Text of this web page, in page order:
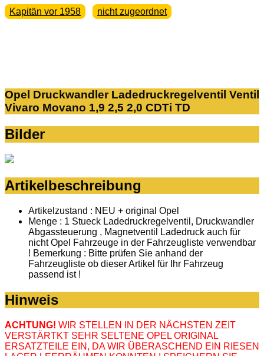
Kapitän vor 1958 nicht zugeordnet
Opel Druckwandler Ladedruckregelventil Ventil
Vivaro Movano 1,9 2,5 2,0 CDTi TD
Bilder
Artikelbeschreibung
Artikelzustand : NEU + original Opel
Menge : 1 Stueck Ladedruckregelventil, Druckwandler
Abgassteuerung , Magnetventil Ladedruck auch für
nicht Opel Fahrzeuge in der Fahrzeugliste verwendbar
! Bemerkung : Bitte prüfen Sie anhand der
Fahrzeugliste ob dieser Artikel für Ihr Fahrzeug
passend ist !
Hinweis
ACHTUNG! WIR STELLEN IN DER NÄCHSTEN ZEIT
VERSTÄRTKT SEHR SELTENE OPEL ORIGINAL
ERSATZTEILE EIN, DA WIR ÜBERASCHEND EIN RIESEN